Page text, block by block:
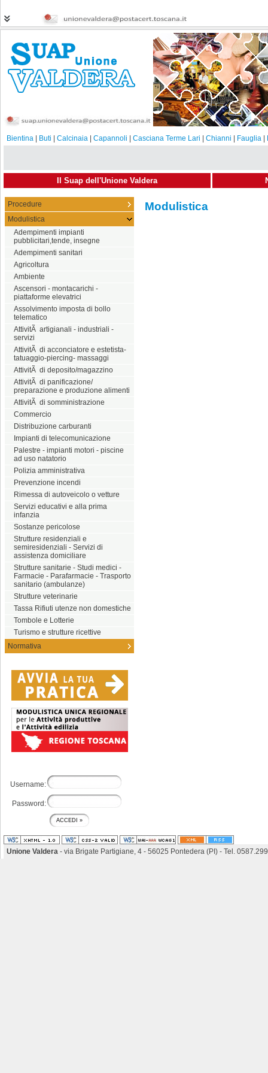
Bientina Buti Calcinaia Capannoli Casciana Terme Lari Chianni Fauglia
Il Suap dell'Unione Valdera
Procedure
Modulistica
Adempimenti impianti
pubblicitari,tende, insegne
Adempimenti sanitari
Agricoltura
Ambiente
Ascensori - montacarichi -
piattaforme elevatrici
Assolvimento imposta di bollo
telematico
AttivitÃ artigianali - industriali -
servizi
AttivitÃ di acconciatore e estetista-
tatuaggio-piercing- massaggi
AttivitÃ di deposito/magazzino
AttivitÃ di panificazione/
preparazione e produzione alimenti
AttivitÃ di somministrazione
Commercio
Distribuzione carburanti
Impianti di telecomunicazione
Palestre - impianti motori - piscine
ad uso natatorio
Polizia amministrativa
Prevenzione incendi
Rimessa di autoveicolo o vetture
Servizi educativi e alla prima
infanzia
Sostanze pericolose
Strutture residenziali e
semiresidenziali - Servizi di
assistenza domiciliare
Strutture sanitarie - Studi medici -
Farmacie - Parafarmacie - Trasporto
sanitario (ambulanze)
Strutture veterinarie
Tassa Rifiuti utenze non domestiche
Tombole e Lotterie
Turismo e strutture ricettive
Normativa
Username:
Password:
Modulistica
Unione Valdera - via Brigate Partigiane, 4 - 56025 Pontedera (PI) - Tel.